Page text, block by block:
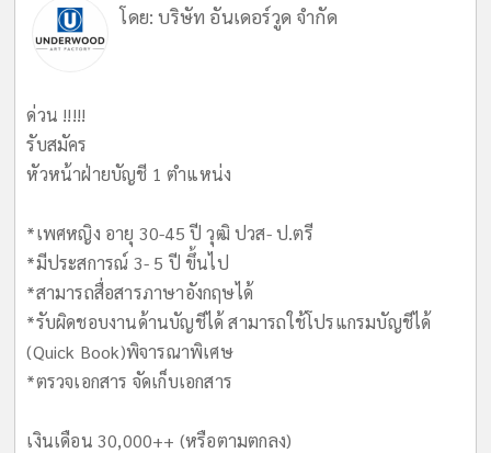
โดย:บริษัท อันเดอร์วูด จำกัด
ด่วน !!!!!
รับสมัคร
หัวหน้าฝ่ายบัญชี 1 ตำแหน่ง
*เพศหญิง อายุ 30-45 ปี วุฒิ ปวส- ป.ตรี
*มีประสการณ์ 3- 5 ปี ขึ้นไป
*สามารถสื่อสารภาษาอังกฤษได้
*รับผิดชอบงานด้านบัญชีได้ สามารถใช้โปรแกรมบัญชีได้
(Quick Book)พิจารณาพิเศษ
*ตรวจเอกสาร จัดเก็บเอกสาร
เงินเดือน 30,000++ (หรือตามตกลง)